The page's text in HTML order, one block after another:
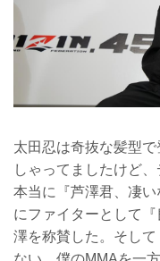
太田忍は奇抜な髪型
しゃってましたけど
本当に『芦澤君、凄
にファイターとして
澤を称賛した。そして